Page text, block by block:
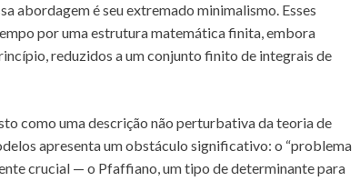
abordagem é seu extremado minimalismo. Esses
por uma estrutura matemática finita, embora
reduzidos a um conjunto finito de integrais de
como uma descrição não perturbativa da teoria de
apresenta um obstáculo significativo: o “problema
crucial — o Pfaffiano, um tipo de determinante para